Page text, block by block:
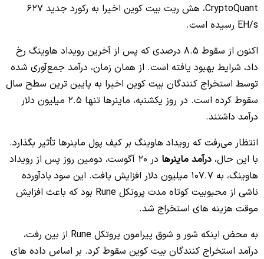
CryptoQuant، هش ریت بیت کوین اخیرا به رکورد جدید 627
EH/s رسیده است.
اکنون از سقوط 8.5 درصدی که پس از آخرین رویداد هاوینگ رخ
داد، شرایط بهبود یافته است. از همان زمان، درآمد جمع‌آوری شده
توسط استخراج کنندگان بیت کوین اخیرا به پایین ترین سطح سال
سقوط کرده است. در روز یکشنبه، ماینرها تنها 2.5 میلیون دلار
درآمد داشتند.
انتظار می‌رفت که رویداد هاوینگ بر کیف پول ماینرها تأثیر بگذارد.
با این حال، درآمد ماینرها
در 20 آگوست، دومین روز پس از رویداد
هاوینگ، به 107.7 میلیون دلار افزایش یافت. این سود بادآورده
ناشی از محبوبیت کوتاه مدت پروتکل Rune بود که باعث افزایش
موقت هزینه های استخراج شد.
به محض اینکه شور و شوق پیرامون پروتکل Rune از بین رفت،
درآمد استخراج کنندگان بیت کوین سقوط کرد. بر اساس داده های